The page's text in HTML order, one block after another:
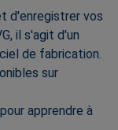
d'enregistrer vos
il s'agit d'un
de fabrication.
sur
apprendre à